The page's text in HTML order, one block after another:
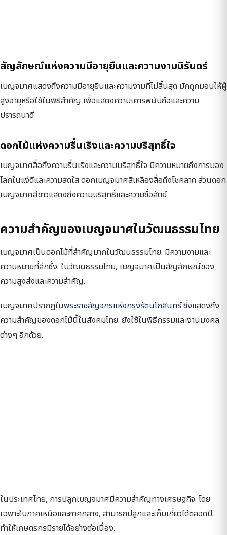
สัญลักษณ์แห่งความมีอายุยืนและความงามนิรันดร์
เบญจมาศแสดงถึงความมีอายุยืนและความงามที่ไม่สิ้นสุด มักถูกมอบให้ผู้
สูงอายุหรือใช้ในพิธีสำคัญ เพื่อแสดงความเคารพนับถือและความ
ปรารถนาดี
ดอกไม้แห่งความรื่นเริงและความบริสุทธิ์ใจ
เบญจมาศสื่อถึงความรื่นเริงและความบริสุทธิ์ใจ มีความหมายถึงการมอง
โลกในแง่ดีและความสดใส ดอกเบญจมาศสีเหลืองสื่อถึงโชคลาภ ส่วนดอก
เบญจมาศสีขาวแสดงถึงความบริสุทธิ์และความซื่อสัตย์
ความสำคัญของเบญจมาศในวัฒนธรรมไทย
เบญจมาศเป็นดอกไม้ที่สำคัญมากในวัฒนธรรมไทย. มีความงามและ
ความหมายที่ลึกซึ้ง. ในวัฒนธรรมไทย, เบญจมาศเป็นสัญลักษณ์ของ
ความสูงส่งและความสำคัญ.
เบญจมาศปรากฏในพระราชลัญจกรแห่งกรุงรัตนโกสินทร์ซึ่งแสดงถึง
ความสำคัญของดอกไม้นี้ในสังคมไทย. ยังใช้ในพิธีกรรมและงานมงคล
ต่างๆ อีกด้วย.
ในประเทศไทย, การปลูกเบญจมาศมีความสำคัญทางเศรษฐกิจ. โดย
เฉพาะในภาคเหนือและภาคกลาง, สามารถปลูกและเก็บเกี่ยวได้ตลอดปี.
ทำให้เกษตรกรมีรายได้อย่างต่อเนื่อง.